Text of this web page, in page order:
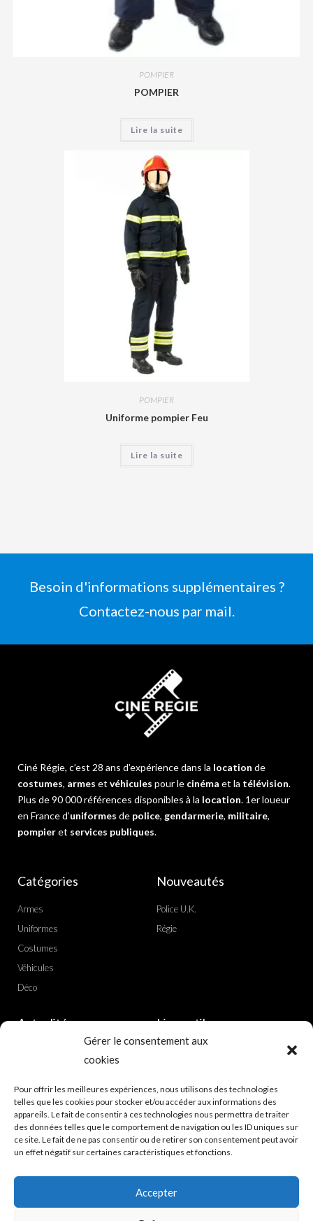
Gérer le consentement aux
cookies
Pour offrir les meilleures expériences, nous utilisons des technologies
telles que les cookies pour stocker et/ou accéder aux informations des
appareils. Le fait de consentir à ces technologies nous permettra de traiter
des données telles que le comportement de navigation ou les ID uniques sur
ce site. Le fait de ne pas consentir ou de retirer son consentement peut avoir
un effet négatif sur certaines caractéristiques et fonctions.
Accepter
POMPIER
POMPIER
Lire la suite
POMPIER
Uniforme pompier Feu
Lire la suite
Besoin d'informations supplémentaires ?
Contactez-nous par mail.
Ciné Régie, c’est 28 ans d’expérience dans la location de
costumes, armes et véhicules pour le cinéma et la télévision.
Plus de 90 000 références disponibles à la location. 1er loueur
en France d’uniformes de police, gendarmerie, militaire,
pompieret services publiques.
Catégories
Armes
Uniformes
Costumes
Véhicules
Déco
Nouveautés
Police U.K.
Régie
Actualités
Showroom
Liens utiles
Mentions légales
Plan du site
A propos
© CINE REGIE